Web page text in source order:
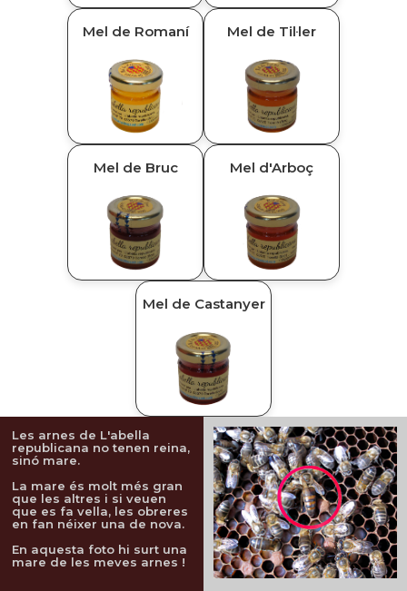
Productes
Mel de Romaní Mel de Til·ler
Mel de Bruc Mel d'Arboç
Mel de Castanyer
Les arnes de L'abella
republicana no tenen reina,
sinó mare.
La mare és molt més gran
que les altres i si veuen
que es fa vella, les obreres
en fan néixer una de nova.
En aquesta foto hi surt una
mare de les meves arnes !